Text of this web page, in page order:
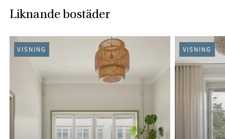
Liknande bostäder
VISNING VISNING